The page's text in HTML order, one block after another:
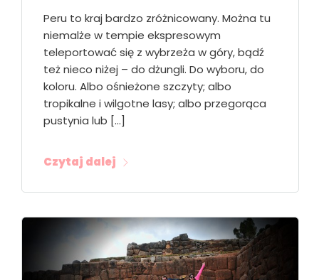
Peru to kraj bardzo zróżnicowany. Można tu
niemalże w tempie ekspresowym
teleportować się z wybrzeża w góry, bądź
też nieco niżej – do dżungli. Do wyboru, do
koloru. Albo ośnieżone szczyty; albo
tropikalne i wilgotne lasy; albo przegorąca
pustynia lub […]
Czytaj dalej